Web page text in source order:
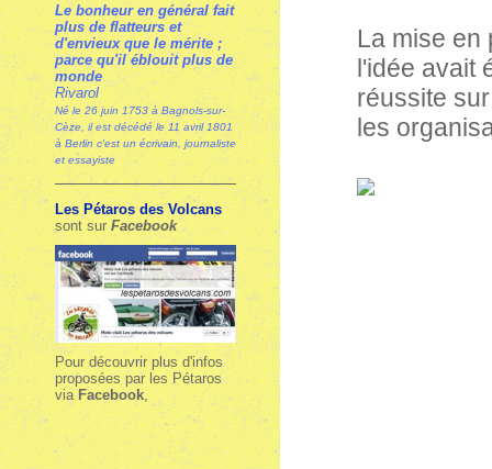
Le bonheur en général fait
plus de flatteurs et
d'envieux que le mérite ;
parce qu'il éblouit plus de
monde
Rivarol
Né le 26 juin 1753 à Bagnols-sur-
Cèze, il est décédé le 11 avril 1801
à Berlin c'est un écrivain, journaliste
et essayiste
Les Pétaros des Volcans
sont sur Facebook
Pour découvrir plus d'infos
proposées par les Pétaros
via Facebook,
La mise en
l'idée avait
réussite
les